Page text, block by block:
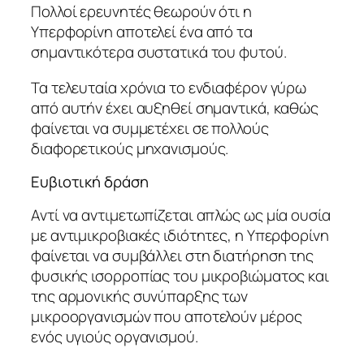
Πολλοί ερευνητές θεωρούν ότι η
Υπερφορίνη αποτελεί ένα από τα
σημαντικότερα συστατικά του φυτού.
Τα τελευταία χρόνια το ενδιαφέρον γύρω
από αυτήν έχει αυξηθεί σημαντικά, καθώς
φαίνεται να συμμετέχει σε πολλούς
διαφορετικούς μηχανισμούς.
Ευβιοτική δράση
Αντί να αντιμετωπίζεται απλώς ως μία ουσία
με αντιμικροβιακές ιδιότητες, η Υπερφορίνη
φαίνεται να συμβάλλει στη διατήρηση της
φυσικής ισορροπίας του μικροβιώματος και
της αρμονικής συνύπαρξης των
μικροοργανισμών που αποτελούν μέρος
ενός υγιούς οργανισμού.